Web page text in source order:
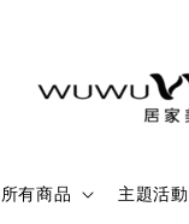
所有商品 主題活動